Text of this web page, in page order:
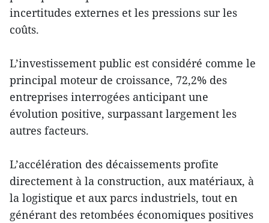
incertitudes externes et les pressions sur les
coûts.
L’investissement public est considéré comme le
principal moteur de croissance, 72,2% des
entreprises interrogées anticipant une
évolution positive, surpassant largement les
autres facteurs.
L’accélération des décaissements profite
directement à la construction, aux matériaux, à
la logistique et aux parcs industriels, tout en
générant des retombées économiques positives